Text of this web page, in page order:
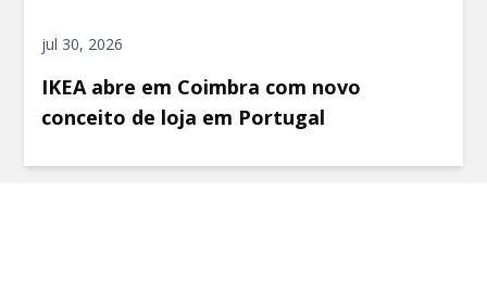
jul 30, 2026
IKEA abre em Coimbra com novo
conceito de loja em Portugal